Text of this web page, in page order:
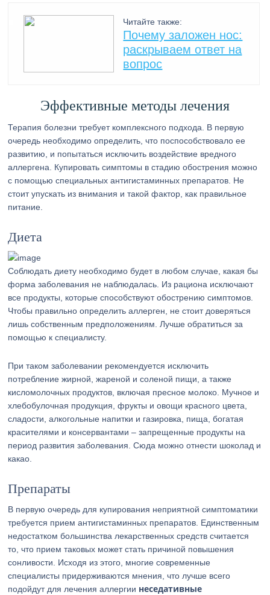
Читайте также:
Почему заложен нос:
раскрываем ответ на
вопрос
Эффективные методы лечения
Терапия болезни требует комплексного подхода. В первую
очередь необходимо определить, что поспособствовало ее
развитию, и попытаться исключить воздействие вредного
аллергена. Купировать симптомы в стадию обострения можно
с помощью специальных антигистаминных препаратов. Не
стоит упускать из внимания и такой фактор, как правильное
питание.
Диета
Соблюдать диету необходимо будет в любом случае, какая бы
форма заболевания не наблюдалась. Из рациона исключают
все продукты, которые способствуют обострению симптомов.
Чтобы правильно определить аллерген, не стоит доверяться
лишь собственным предположениям. Лучше обратиться за
помощью к специалисту.
При таком заболевании рекомендуется исключить
потребление жирной, жареной и соленой пищи, а также
кисломолочных продуктов, включая пресное молоко. Мучное и
хлебобулочная продукция, фрукты и овощи красного цвета,
сладости, алкогольные напитки и газировка, пища, богатая
красителями и консервантами – запрещенные продукты на
период развития заболевания. Сюда можно отнести шоколад и
какао.
Препараты
В первую очередь для купирования неприятной симптоматики
требуется прием антигистаминных препаратов. Единственным
недостатком большинства лекарственных средств считается
то, что прием таковых может стать причиной повышения
сонливости. Исходя из этого, многие современные
специалисты придерживаются мнения, что лучше всего
подойдут для лечения аллергии неседативные